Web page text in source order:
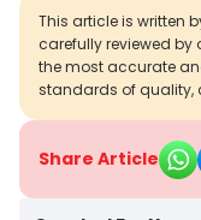
This article is written
carefully reviewed by
the most accurate
standards of quality,
Share Article